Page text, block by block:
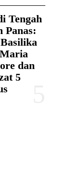
Tengah
Panas:
dan
5